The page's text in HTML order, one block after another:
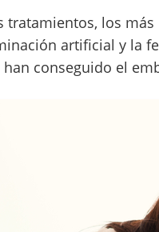
tratamientos, los
artificial y la
conseguido el